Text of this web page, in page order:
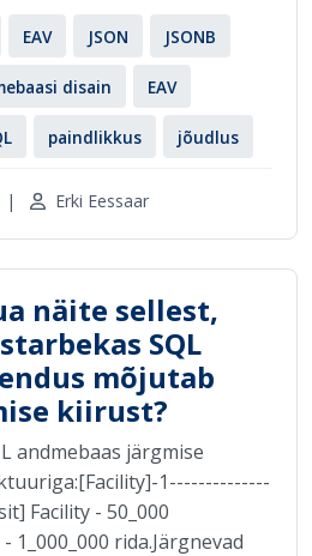
EAV JSON JSONB
disain EAV
paindlikkus jõudlus
| Erki Eessaar
näite sellest,
SQL
mõjutab
kiirust?
andmebaas järgmise
1--------------
Facility - 50_000
1_000_000 rida.Järgnevad